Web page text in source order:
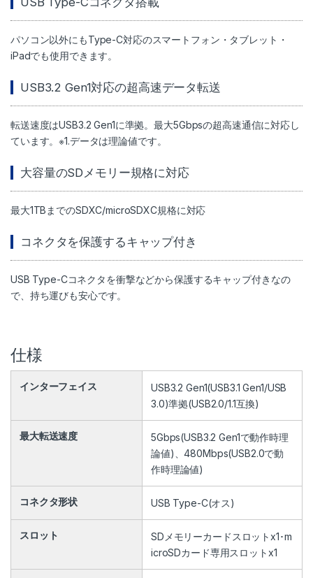
パソコン以外にもType-C対応のスマートフォン・タブレット・
iPadでも使用できます。
USB3.2 Gen1対応の超高速データ転送
転送速度はUSB3.2 Gen1に準拠。最大5Gbpsの超高速通信に対応し
ています。※1.データは理論値です。
大容量のSDメモリー規格に対応
最大1TBまでのSDXC/microSDXC規格に対応
コネクタを保護するキャップ付き
USB Type-Cコネクタを衝撃などから保護するキャップ付きなの
で、持ち運びも安心です。
仕様
インターフェイス
USB3.2 Gen1(USB3.1 Gen1/USB
3.0)準拠(USB2.0/1.1互換)
最大転送速度
5Gbps(USB3.2 Gen1で動作時理
論値)、480Mbps(USB2.0で動
作時理論値)
コネクタ形状 USB Type-C(オス)
スロット
SDメモリーカードスロットx1･m
icroSDカード専用スロットx1